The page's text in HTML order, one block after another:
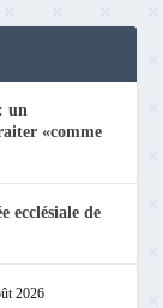
un
«comme
ecclésiale de
2026